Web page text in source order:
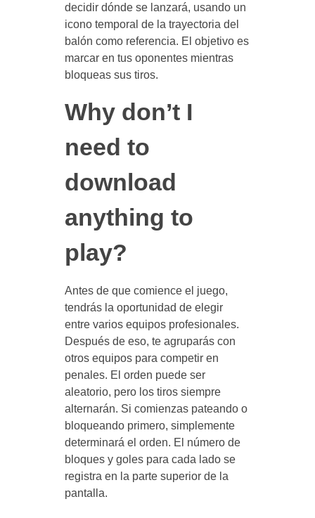
decidir dónde se lanzará, usando un
icono temporal de la trayectoria del
balón como referencia. El objetivo es
marcar en tus oponentes mientras
bloqueas sus tiros.
Why don’t I
need to
download
anything to
play?
Antes de que comience el juego,
tendrás la oportunidad de elegir
entre varios equipos profesionales.
Después de eso, te agruparás con
otros equipos para competir en
penales. El orden puede ser
aleatorio, pero los tiros siempre
alternarán. Si comienzas pateando o
bloqueando primero, simplemente
determinará el orden. El número de
bloques y goles para cada lado se
registra en la parte superior de la
pantalla.